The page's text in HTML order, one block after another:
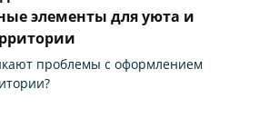
элементы для уюта и
проблемы с оформлением